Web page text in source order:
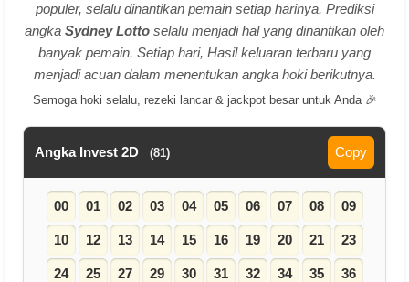
populer, selalu dinantikan pemain setiap harinya. Prediksi
angka Sydney Lotto selalu menjadi hal yang dinantikan oleh
banyak pemain. Setiap hari, Hasil keluaran terbaru yang
menjadi acuan dalam menentukan angka hoki berikutnya.
Semoga hoki selalu, rezeki lancar & jackpot besar untuk Anda 🎉
Angka Invest 2D (81) Copy
00 01 02 03 04 05 06 07 08 09
10 12 13 14 15 16 19 20 21 23
24 25 27 29 30 31 32 34 35 36